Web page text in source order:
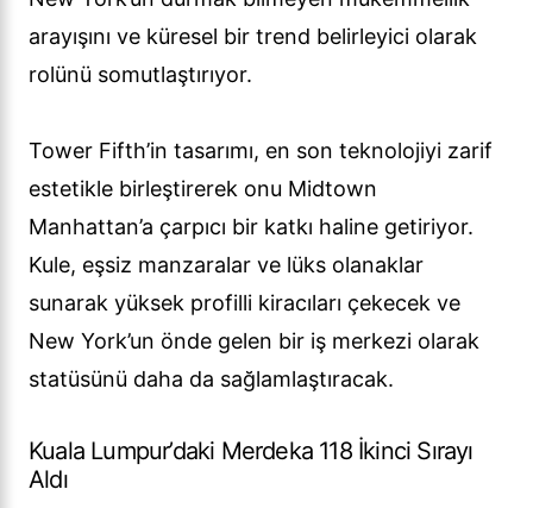
arayışını ve küresel bir trend belirleyici olarak
rolünü somutlaştırıyor.
Tower Fifth’in tasarımı, en son teknolojiyi zarif
estetikle birleştirerek onu Midtown
Manhattan’a çarpıcı bir katkı haline getiriyor.
Kule, eşsiz manzaralar ve lüks olanaklar
sunarak yüksek profilli kiracıları çekecek ve
New York’un önde gelen bir iş merkezi olarak
statüsünü daha da sağlamlaştıracak.
Kuala Lumpur’daki Merdeka 118 İkinci Sırayı
Aldı